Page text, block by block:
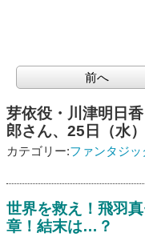
前へ
芽依役・川津明日
郎さん、25日（水
カテゴリー:ファンタジ
世界を救え！飛羽
章！結末は…？